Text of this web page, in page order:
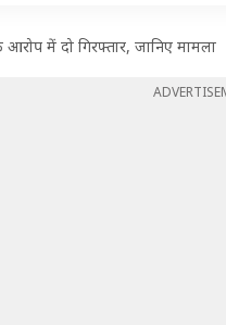
आरोप में दो गिरफ्तार, जानिए मामला